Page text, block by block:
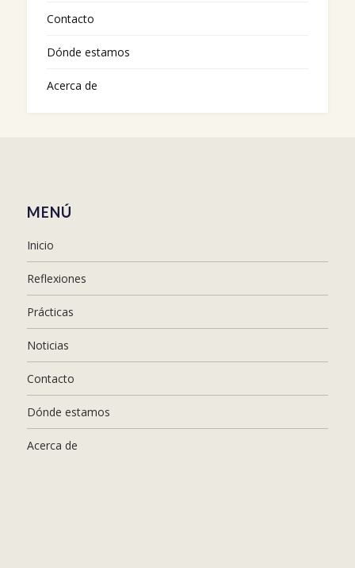
Contacto
Dónde estamos
Acerca de
MENÚ
Inicio
Reflexiones
Prácticas
Noticias
Contacto
Dónde estamos
Acerca de